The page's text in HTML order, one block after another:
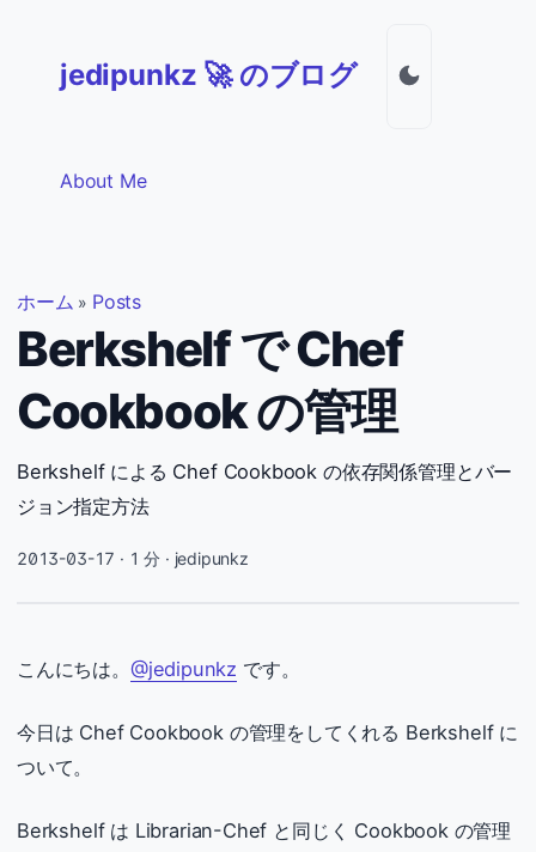
jedipunkz 🚀 のブログ
About Me
ホーム » Posts
Berkshelf で Chef
Cookbook の管理
Berkshelf による Chef Cookbook の依存関係管理とバー
ジョン指定方法
2013-03-17 · 1 分 · jedipunkz
こんにちは。 @jedipunkz です。
今日は Chef Cookbook の管理をしてくれる Berkshelf に
ついて。
Berkshelf は Librarian-Chef と同じく Cookbook の管理